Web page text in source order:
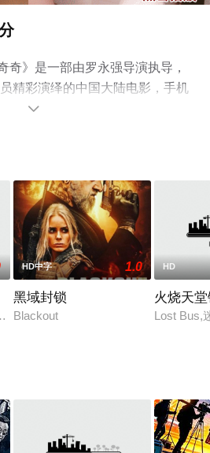
奇》是一部由罗永强导演执导，
精彩演绎的中国大陆电影，手机
版电影大全就上西瓜影视，更多

南德兹、方·基默将主演新片[生日蛋
HD中字 1.0
黑域封锁
Blackout
HD
火烧天
Lost Bus,